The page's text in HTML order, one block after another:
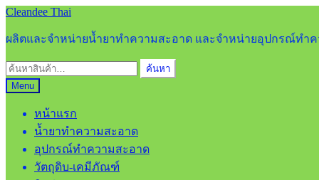
Skip
navigation
Skip
content
Cleandee Thai
ผลิตและจำหน่ายน้ำยาทำความสะอาด และจำหน่ายอุปกรณ์ทำ
ค้นหา:
ค้นหา
Menu
หน้าแรก
น้ำยาทำความสะอาด
อุปกรณ์ทำความสะอาด
วัตถุดิบ-เคมีภัณฑ์